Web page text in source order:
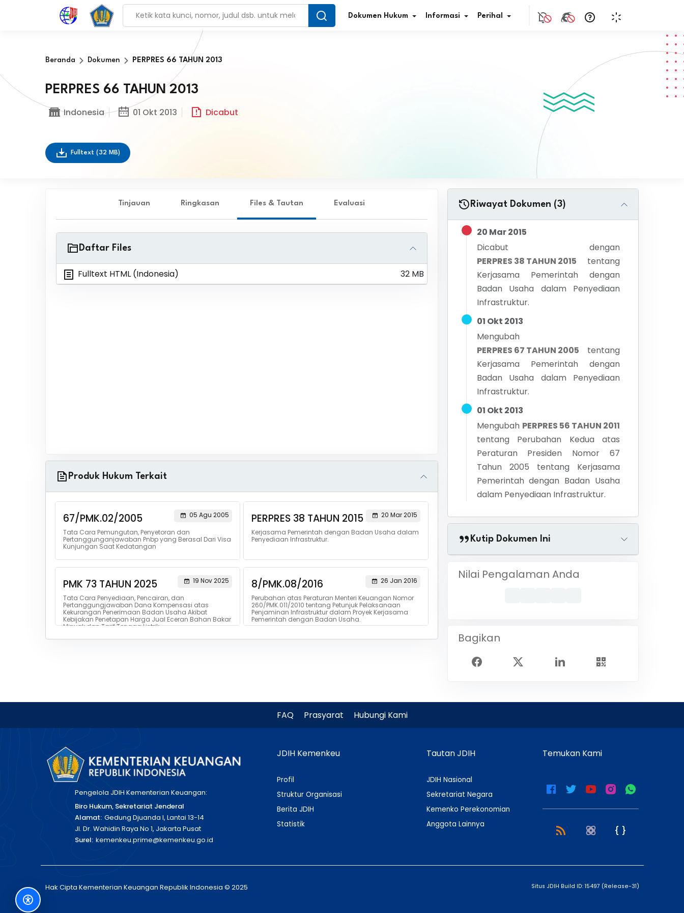
Dokumen Hukum Informasi
Video Sosialisasi
Kamus Hukum
Penghargaan JDIH
Perihal
Beranda Dokumen PERPRES 66 TAHUN 2013
PERPRES 66 TAHUN 2013
Indonesia 01 Okt 2013 Dicabut
Fulltext (32 MB)
Tinjauan Ringkasan Files & Tautan Evaluasi
Daftar Files
Fulltext HTML (Indonesia) 32 MB
Produk Hukum Terkait
67/PMK.02/2005
05 Agu 2005
Tata Cara Pemungutan, Penyetoran dan
Pertanggunganjawaban Pnbp yang Berasal Dari Visa
Kunjungan Saat Kedatangan
PERPRES 38 TAHUN 2015
20 Mar 2015
Kerjasama Pemerintah dengan Badan Usaha dalam
Penyediaan Infrastruktur.
PMK 73 TAHUN 2025
19 Nov 2025
Tata Cara Penyediaan, Pencairan, dan
Pertanggungjawaban Dana Kompensasi atas
Kekurangan Penerimaan Badan Usaha Akibat
Kebijakan Penetapan Harga Jual Eceran Bahan Bakar
Minyak dan Tarif Tenaga Listrik
8/PMK.08/2016
26 Jan 2016
Perubahan atas Peraturan Menteri Keuangan Nomor
260/PMK.011/2010 tentang Petunjuk Pelaksanaan
Penjaminan Infrastruktur dalam Proyek Kerjasama
Pemerintah dengan Badan Usaha.
Riwayat Dokumen (3)
20 Mar 2015
Dicabut dengan
PERPRES 38 TAHUN 2015
tentang
Kerjasama Pemerintah dengan
Badan Usaha dalam Penyediaan
Infrastruktur.
01 Okt 2013
Mengubah
PERPRES 67 TAHUN 2005
tentang
Kerjasama Pemerintah dengan
Badan Usaha dalam Penyediaan
Infrastruktur.
01 Okt 2013
Mengubah PERPRES 56 TAHUN 2011
tentang Perubahan Kedua atas
Peraturan Presiden Nomor 67
Tahun 2005 tentang Kerjasama
Pemerintah dengan Badan Usaha
dalam Penyediaan Infrastruktur.
Kutip Dokumen Ini
Nilai Pengalaman Anda
Bagikan
FAQ Prasyarat Hubungi Kami
Pengelola JDIH Kementerian Keuangan:
Biro Hukum, Sekretariat Jenderal
Alamat: Gedung Djuanda I, Lantai 13-14
Jl. Dr. Wahidin Raya No 1, Jakarta Pusat
Surel: kemenkeu.prime@kemenkeu.go.id
JDIH Kemenkeu
Profil
Struktur Organisasi
Berita JDIH
Statistik
Tautan JDIH
JDIH Nasional
Sekretariat Negara
Kemenko Perekonomian
Anggota Lainnya
Temukan Kami
Hak Cipta Kementerian Keuangan Republik Indonesia © 2025 Situs JDIH Build ID: 15497 (Release-31)